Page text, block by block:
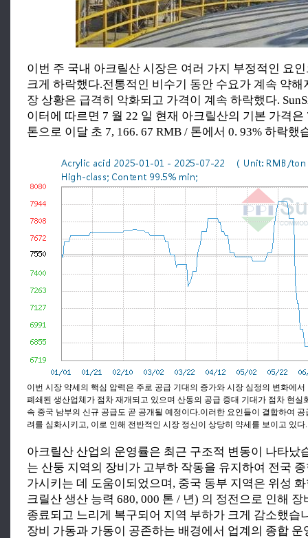
이번 주 국내 아크릴산 시장은 여러 가지 부정적인 요
크게 하락했다.전통적인 비수기 동안 수요가 계속 약해
장 상황은 급격히 악화되고 가격이 계속 하락했다.
이터에 따르면 7 월 22 일 현재 아크릴산의 기본 가격은
톤으로 이달 초 7, 166. 67 RMB / 톤에서 0. 93% 하락했
이번 시장 약세의 핵심 압력은 주로 공급 기대의 증가와 시장 심정의 변화에
폐쇄된 생산업체가 점차 재개되고 있으며 산동의 공급 증대 기대가 점차 현실
속 중국 남부의 신규 공급도 곧 공개될 예정이다.이러한 요인들이 결합하여
려를 심화시키고, 이로 인해 전반적인 시장 정신이 상당히 약세를 보이고 있다.
아크릴산 산업의 운영률은 최근 구조적 변동이 나타났
는 산둥 지역의 장비가 고부하 작동을 유지하여 전국
가시키는 데 도움이되었으며, 중국 동부 지역은 위성
크릴산 생산 능력 680, 000 톤 / 년) 의 정전으로 인해
종료되고 느리게 복구되어 지역 부하가 크게 감소했습
장비 가동과 가동이 공존하는 배경에서 업계의 종합 운